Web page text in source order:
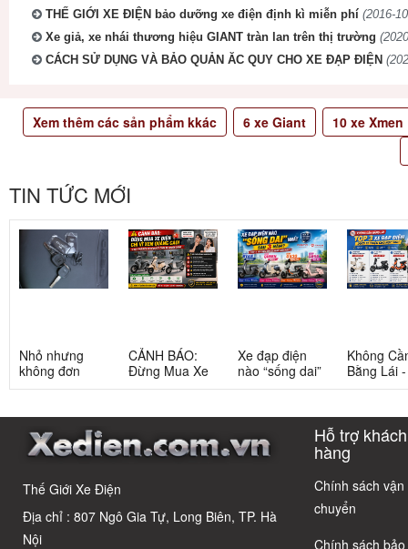
THẾ GIỚI XE ĐIỆN bảo dưỡng xe điện định kì miễn phí (2016-
Xe giả, xe nhái thương hiệu GIANT tràn lan trên thị trường
CÁCH SỬ DỤNG VÀ BẢO QUẢN ĂC QUY CHO XE ĐẠP ĐIỆN
Xem thêm các sản phẩm kkác 6xe Giant 10xe Xmen
TIN TỨC MỚI
Nhỏ nhưng
không đơn
giản: Sự thật
học sinh cấp 2
CẢNH BÁO:
Đừng Mua Xe
Điện Chỉ Vì
Cáo! 5 Bẫy
Quyết Chọn Xe
Chuẩn Chỉnh
Xe đạp điện
nào “sống dai”
nhất sau 5
có câu trả lời
Không
Bằng Lái
3 Xe Đạp
Cho Học
Thế Giới Xe Điện
Địa chỉ : 807 Ngô Gia Tự, Long Biên, TP. Hà
Nội
Hỗ trợ khách
hàng
Chính sách vận
chuyển
Chính sách bảo